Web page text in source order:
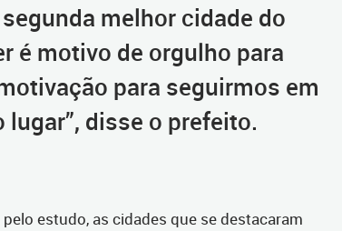
melhor cidade do
é motivo de orgulho para
para seguirmos em
disse o prefeito.
estudo, as cidades que se destacaram